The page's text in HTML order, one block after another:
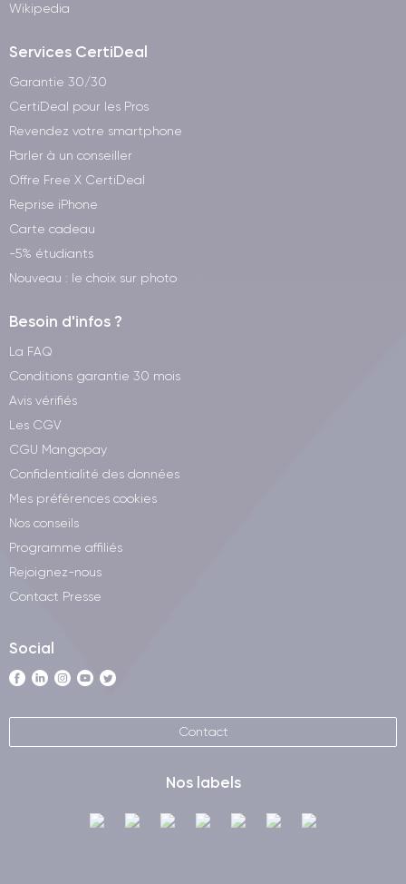
Wikipedia
Services CertiDeal
Garantie 30/30
CertiDeal pour les Pros
Revendez votre smartphone
Parler à un conseiller
Offre Free X CertiDeal
Reprise iPhone
Carte cadeau
-5% étudiants
Nouveau : le choix sur photo
Besoin d'infos ?
La FAQ
Conditions garantie 30 mois
Avis vérifiés
Les CGV
CGU Mangopay
Confidentialité des données
Mes préférences cookies
Nos conseils
Programme affiliés
Rejoignez-nous
Contact Presse
Social
Contact
Nos labels